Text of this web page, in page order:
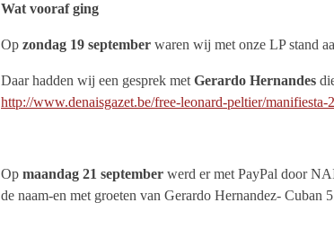
Wat vooraf ging
Op zondag 19 september waren wij met onze LP stand
Daar hadden wij een gesprek met Gerardo Hernandes
http://www.denaisgazet.be/free-leonard-peltier/
Op maandag 21 september werd er met PayPal door
de naam-en met groeten van Gerardo Hernandez- Cuban